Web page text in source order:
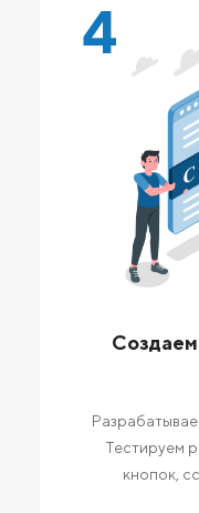
4
Тестируем
кнопок,